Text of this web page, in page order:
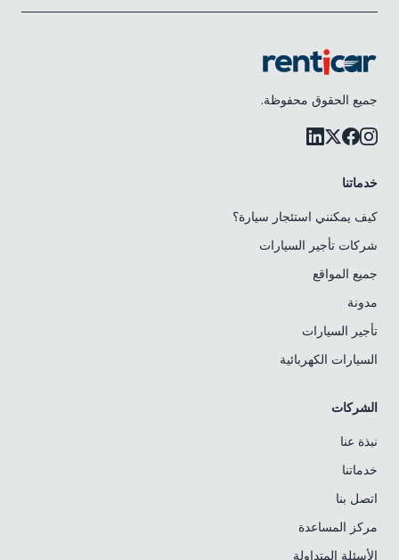
جميع الحقوق محفوظة.
خدماتنا
كيف يمكنني استئجار سيارة؟
شركات تأجير السيارات
جميع المواقع
مدونة
تأجير السيارات
السيارات الكهربائية
الشركات
نبذة عنا
خدماتنا
اتصل بنا
مركز المساعدة
الأسئلة المتداولة